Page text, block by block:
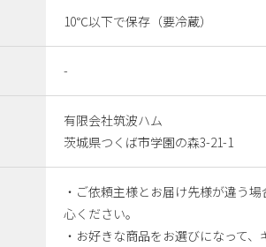
10℃以下で保存（要冷蔵）
-
有限会社筑波ハム
茨城県つくば市学園の森3-21-1
・ご依頼主様とお届け先様が違う
心ください。
・お好きな商品をお選びになって